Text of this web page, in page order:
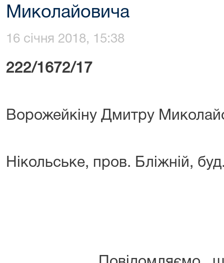
Миколайовича
16 січня 2018, 15:38
222/1672/17
Ворожейкіну Дмитру
Нікольське, пров. Бліжній,